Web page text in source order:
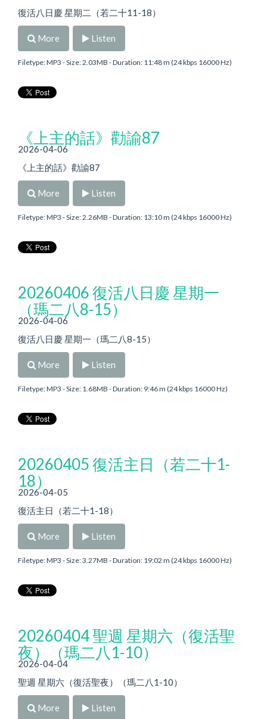
復活八日慶 星期二（若二十11-18）
More Listen
Filetype: MP3 - Size: 2.03MB - Duration: 11:48 m (24 kbps 16000 Hz)
《上主的話》勸諭87
2026-04-06
《上主的話》勸諭87
More Listen
Filetype: MP3 - Size: 2.26MB - Duration: 13:10 m (24 kbps 16000 Hz)
20260406 復活八日慶 星期一
（瑪二八8-15）
2026-04-06
復活八日慶 星期一（瑪二八8-15）
More Listen
Filetype: MP3 - Size: 1.68MB - Duration: 9:46 m (24 kbps 16000 Hz)
20260405 復活主日（若二十1-
18）
2026-04-05
復活主日（若二十1-18）
More Listen
Filetype: MP3 - Size: 3.27MB - Duration: 19:02 m (24 kbps 16000 Hz)
20260404 聖週 星期六（復活聖
夜）（瑪二八1-10）
2026-04-04
聖週 星期六（復活聖夜）（瑪二八1-10）
More Listen